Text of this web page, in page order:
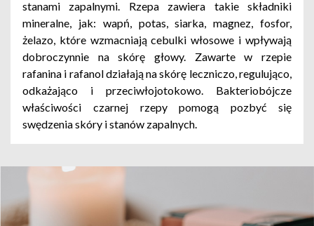
stanami zapalnymi. Rzepa zawiera takie składniki
mineralne, jak: wapń, potas, siarka, magnez, fosfor,
żelazo, które wzmacniają cebulki włosowe i wpływają
dobroczynnie na skórę głowy. Zawarte w rzepie
rafanina i rafanol działają na skórę leczniczo, regulująco,
odkażająco i przeciwłojotokowo. Bakteriobójcze
właściwości czarnej rzepy pomogą pozbyć się
swędzenia skóry i stanów zapalnych.